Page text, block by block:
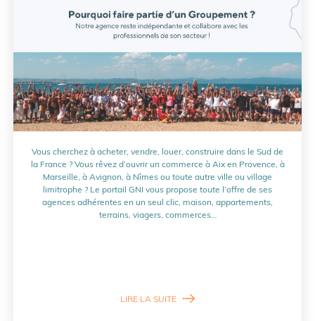
Vous cherchez à acheter, vendre, louer, construire dans le Sud de
la France ? Vous rêvez d’ouvrir un commerce à Aix en Provence, à
Marseille, à Avignon, à Nîmes ou toute autre ville ou village
limitrophe ? Le portail GNI vous propose toute l’offre de ses
agences adhérentes en un seul clic, maison, appartements,
terrains, viagers, commerces…
LIRE LA SUITE